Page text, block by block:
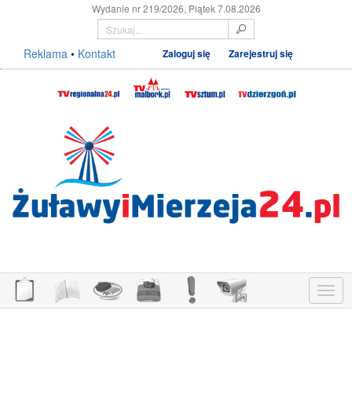
Wydanie nr 219/2026, Piątek 7.08.2026
Reklama • Kontakt Zaloguj się Zarejestruj się
Menu